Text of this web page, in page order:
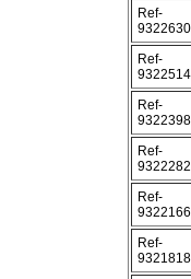
Ref-
9322630
Ref-
9322514
Ref-
9322398
Ref-
9322282
Ref-
9322166
Ref-
9321818